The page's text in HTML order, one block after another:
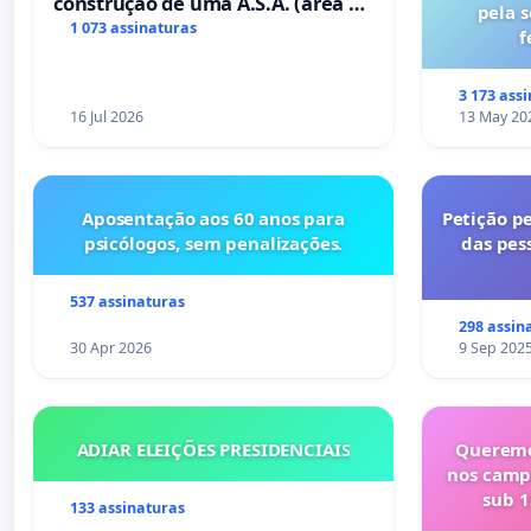
serviços para autocaravanas) em
1 073 assinaturas
16 Jul 2026
pela
3 173
13 May
Aposentação aos 60 anos para
psicólogos, sem penalizações.
537 assinaturas
30 Apr 2026
Petição
das
298
9 Sep
ADIAR ELEIÇÕES PRESIDENCIAIS
133 assinaturas
nos
sub